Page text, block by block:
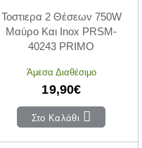
Τοστιερα 2 Θέσεων 750W
Μαύρο Και Inox PRSM-
40243 PRIMO
Άμεσα Διαθέσιμο
19,90€
Στο Καλάθι